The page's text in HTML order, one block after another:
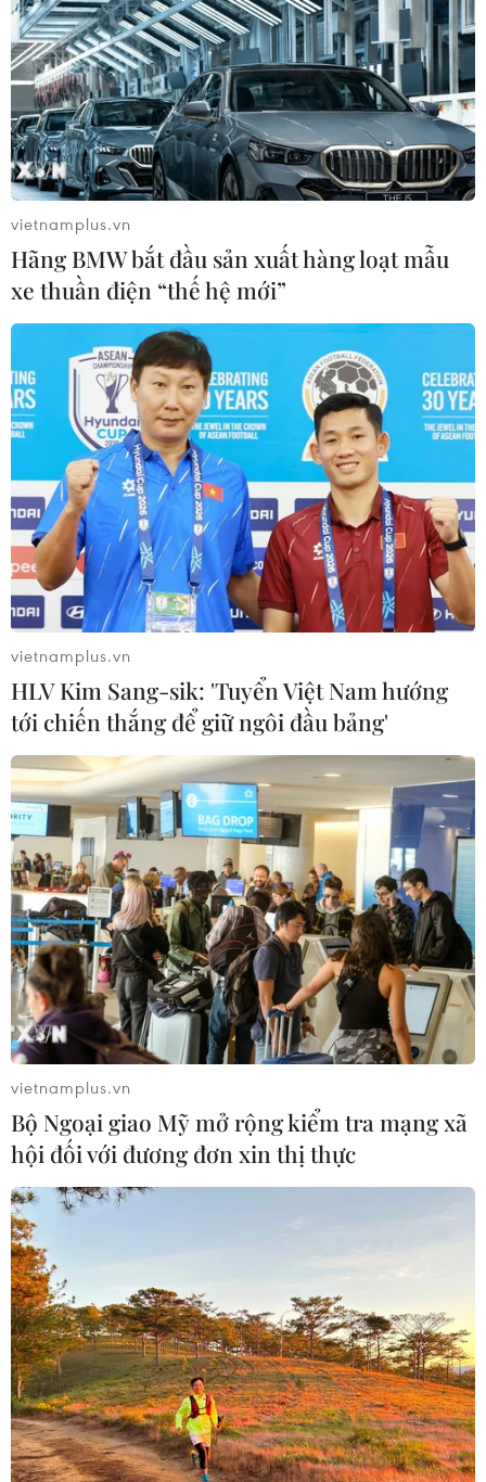
vietnamplus.vn
Hãng BMW bắt đầu sản xuất hàng loạt mẫu
xe thuần điện “thế hệ mới”
vietnamplus.vn
HLV Kim Sang-sik: 'Tuyển Việt Nam hướng
tới chiến thắng để giữ ngôi đầu bảng'
vietnamplus.vn
Bộ Ngoại giao Mỹ mở rộng kiểm tra mạng xã
hội đối với đương đơn xin thị thực